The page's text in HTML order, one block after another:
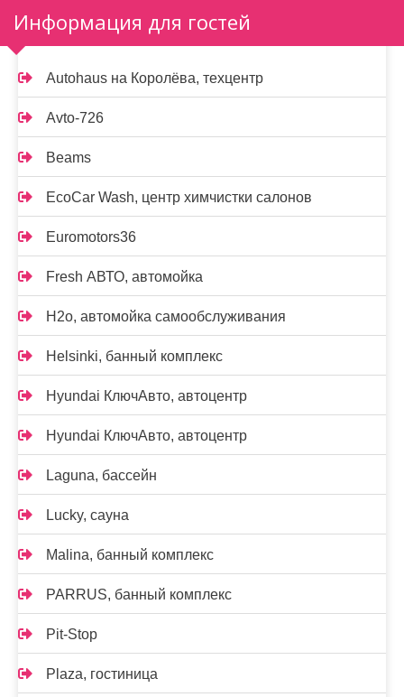
Информация для гостей
Autohaus на Королёва, техцентр
Avto-726
Beams
EcoCar Wash, центр химчистки салонов
Euromotors36
Fresh АВТО, автомойка
H2o, автомойка самообслуживания
Helsinki, банный комплекс
Hyundai КлючАвто, автоцентр
Hyundai КлючАвто, автоцентр
Laguna, бассейн
Lucky, сауна
Malina, банный комплекс
PARRUS, банный комплекс
Pit-Stop
Plaza, гостиница